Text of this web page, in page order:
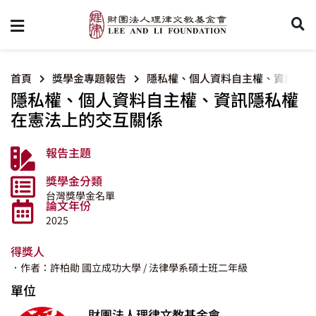
首頁 獎學金專題報告 隱私權、個人資料自主權、資訊隱
隱私權、個人資料自主權、資訊隱私權
在憲法上的交互關係
報告主題
獎學金分類
台灣獎學金名單
論文年份
2025
得獎人
．作者：許柏勛 國立成功大學 / 法律學系碩士班二年級
單位